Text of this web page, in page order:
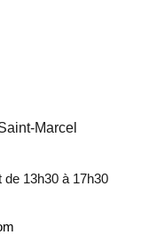
Marcel
de 13h30 à 17h30